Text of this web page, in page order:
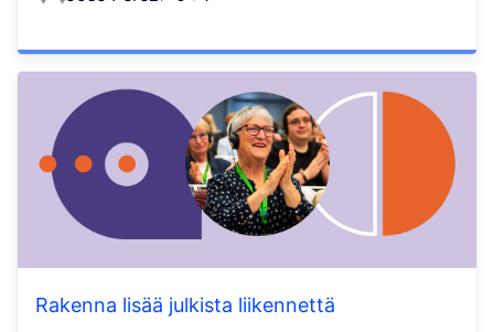
Rakenna lisää julkista liikennettä